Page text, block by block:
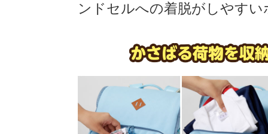
ンドセルへの着脱がしやす